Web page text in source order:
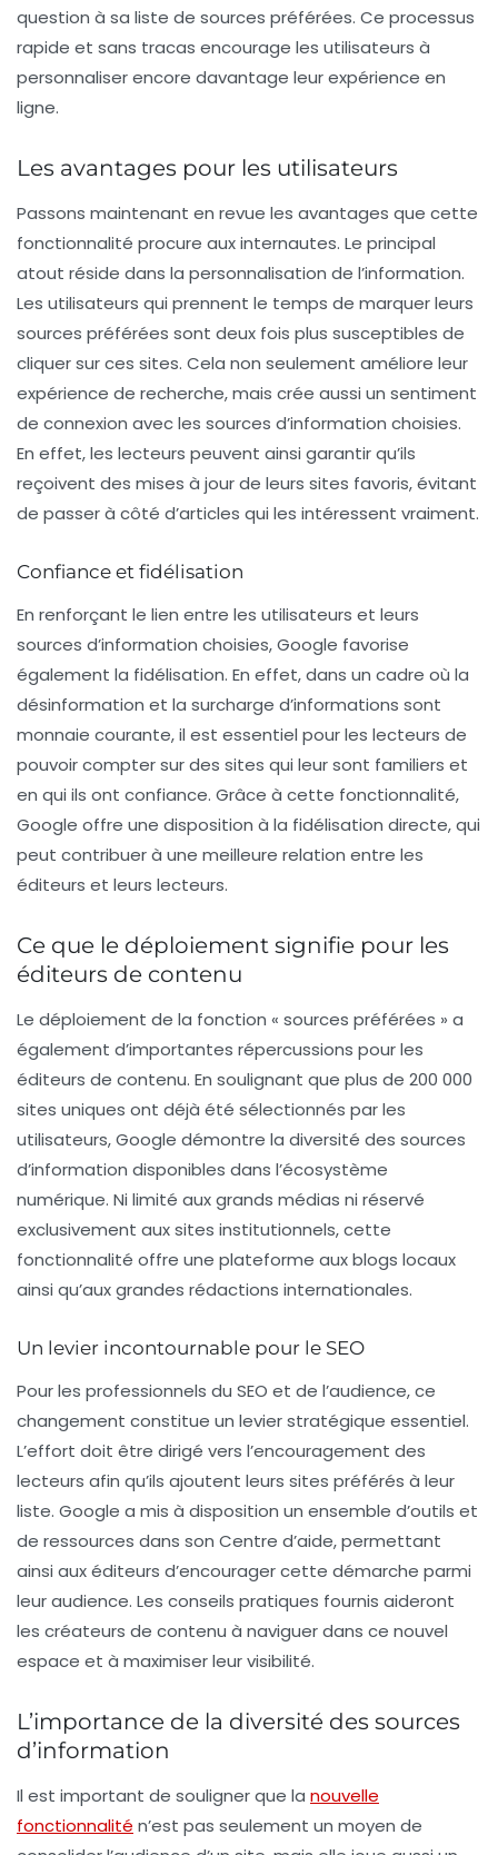
question à sa liste de sources préférées. Ce processus
rapide et sans tracas encourage les utilisateurs à
personnaliser encore davantage leur expérience en
ligne.
Les avantages pour les utilisateurs
Passons maintenant en revue les avantages que cette
fonctionnalité procure aux internautes. Le principal
atout réside dans la personnalisation de l’information.
Les utilisateurs qui prennent le temps de marquer leurs
sources préférées sont deux fois plus susceptibles de
cliquer sur ces sites. Cela non seulement améliore leur
expérience de recherche, mais crée aussi un sentiment
de connexion avec les sources d’information choisies.
En effet, les lecteurs peuvent ainsi garantir qu’ils
reçoivent des mises à jour de leurs sites favoris, évitant
de passer à côté d’articles qui les intéressent vraiment.
Confiance et fidélisation
En renforçant le lien entre les utilisateurs et leurs
sources d’information choisies, Google favorise
également la fidélisation. En effet, dans un cadre où la
désinformation et la surcharge d’informations sont
monnaie courante, il est essentiel pour les lecteurs de
pouvoir compter sur des sites qui leur sont familiers et
en qui ils ont confiance. Grâce à cette fonctionnalité,
Google offre une disposition à la fidélisation directe, qui
peut contribuer à une meilleure relation entre les
éditeurs et leurs lecteurs.
Ce que le déploiement signifie pour les
éditeurs de contenu
Le déploiement de la fonction « sources préférées » a
également d’importantes répercussions pour les
éditeurs de contenu. En soulignant que plus de 200 000
sites uniques ont déjà été sélectionnés par les
utilisateurs, Google démontre la diversité des sources
d’information disponibles dans l’écosystème
numérique. Ni limité aux grands médias ni réservé
exclusivement aux sites institutionnels, cette
fonctionnalité offre une plateforme aux blogs locaux
ainsi qu’aux grandes rédactions internationales.
Un levier incontournable pour le SEO
Pour les professionnels du SEO et de l’audience, ce
changement constitue un levier stratégique essentiel.
L’effort doit être dirigé vers l’encouragement des
lecteurs afin qu’ils ajoutent leurs sites préférés à leur
liste. Google a mis à disposition un ensemble d’outils et
de ressources dans son Centre d’aide, permettant
ainsi aux éditeurs d’encourager cette démarche parmi
leur audience. Les conseils pratiques fournis aideront
les créateurs de contenu à naviguer dans ce nouvel
espace et à maximiser leur visibilité.
L’importance de la diversité des sources
d’information
Il est important de souligner que la nouvelle
fonctionnalité n’est pas seulement un moyen de